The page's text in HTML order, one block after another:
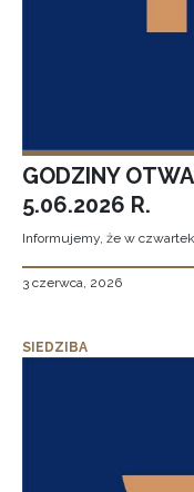
GODZINY
5.06.2026 R.
Informujemy, że w
3 czerwca, 2026
SIEDZIBA